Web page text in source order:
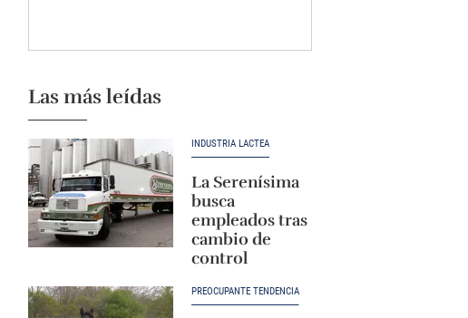
Las más leídas
INDUSTRIA LÁCTEA
La Serenísima
busca
empleados tras
cambio de
control
PREOCUPANTE TENDENCIA